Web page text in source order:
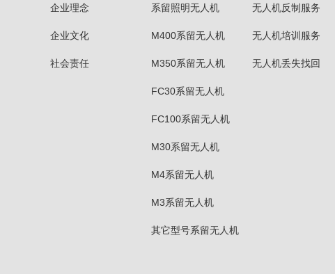
企业理念
企业文化
社会责任
系留照明无人机
M400系留无人机
M350系留无人机
FC30系留无人机
FC100系留无人机
M30系留无人机
M4系留无人机
M3系留无人机
其它型号系留无人机
无人机反制服务
无人机培训服务
无人机丢失找回